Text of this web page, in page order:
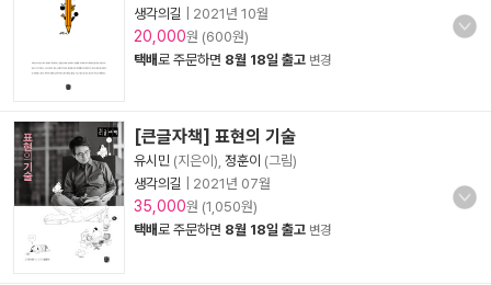
생각의길
2021년 10월
20,000원 (600원)
택배로 주문하면 8월 18일 출고 변경
[큰글자책] 표현의 기술
유시민 (지은이), 정훈이 (그림)
생각의길
2021년 07월
35,000원 (1,050원)
택배로 주문하면 8월 18일 출고 변경